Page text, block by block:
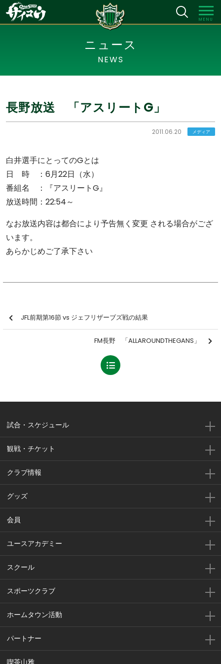
MENU
ニュース
NEWS
長野放送 「アスリートG」
2011.06.20 メディア
白井選手にとってのGとは
日 時 ：6月22日（水）
番組名 ：『アスリートG』
放送時間：22:54～
なお放送内容は都合により予告無く変更 される場合がござ
います。
あらかじめご了承下さい
JFL前期第16節 vs ジェフリザーブズ戦の結果
FM長野 「ALLAROUNDTHEGANS」
試合・スケジュール
観戦・チケット
クラブ情報
グッズ
会員
ユースアカデミー
スクール
スポーツクラブ
ホームタウン活動
パートナー
喫茶山雅